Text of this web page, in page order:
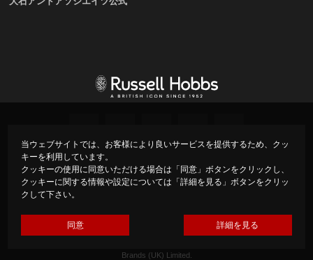
当ウェブサイトでは、お客様により良いサービスを提供するため、クッ
キーを利用しています。
クッキーの使用に同意いただける場合は「同意」ボタンをクリックし、
クッキーに関する情報や設定については「詳細を見る」ボタンをクリッ
クして下さい。
同意 詳細を見る
プライバシーポリシー
Copyright ©
Made by Oishi & Associates under Licence from Spectrum
Brands (UK) Limited.